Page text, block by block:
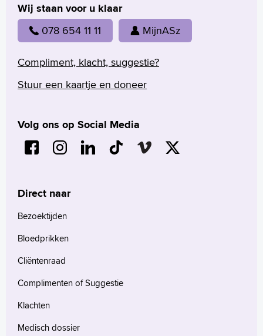
Wij staan voor u klaar
078 654 11 11 MijnASz
Compliment, klacht, suggestie?
Stuur een kaartje en doneer
Volg ons op Social Media
Direct naar
Bezoektijden
Bloedprikken
Cliëntenraad
Complimenten of Suggestie
Klachten
Medisch dossier